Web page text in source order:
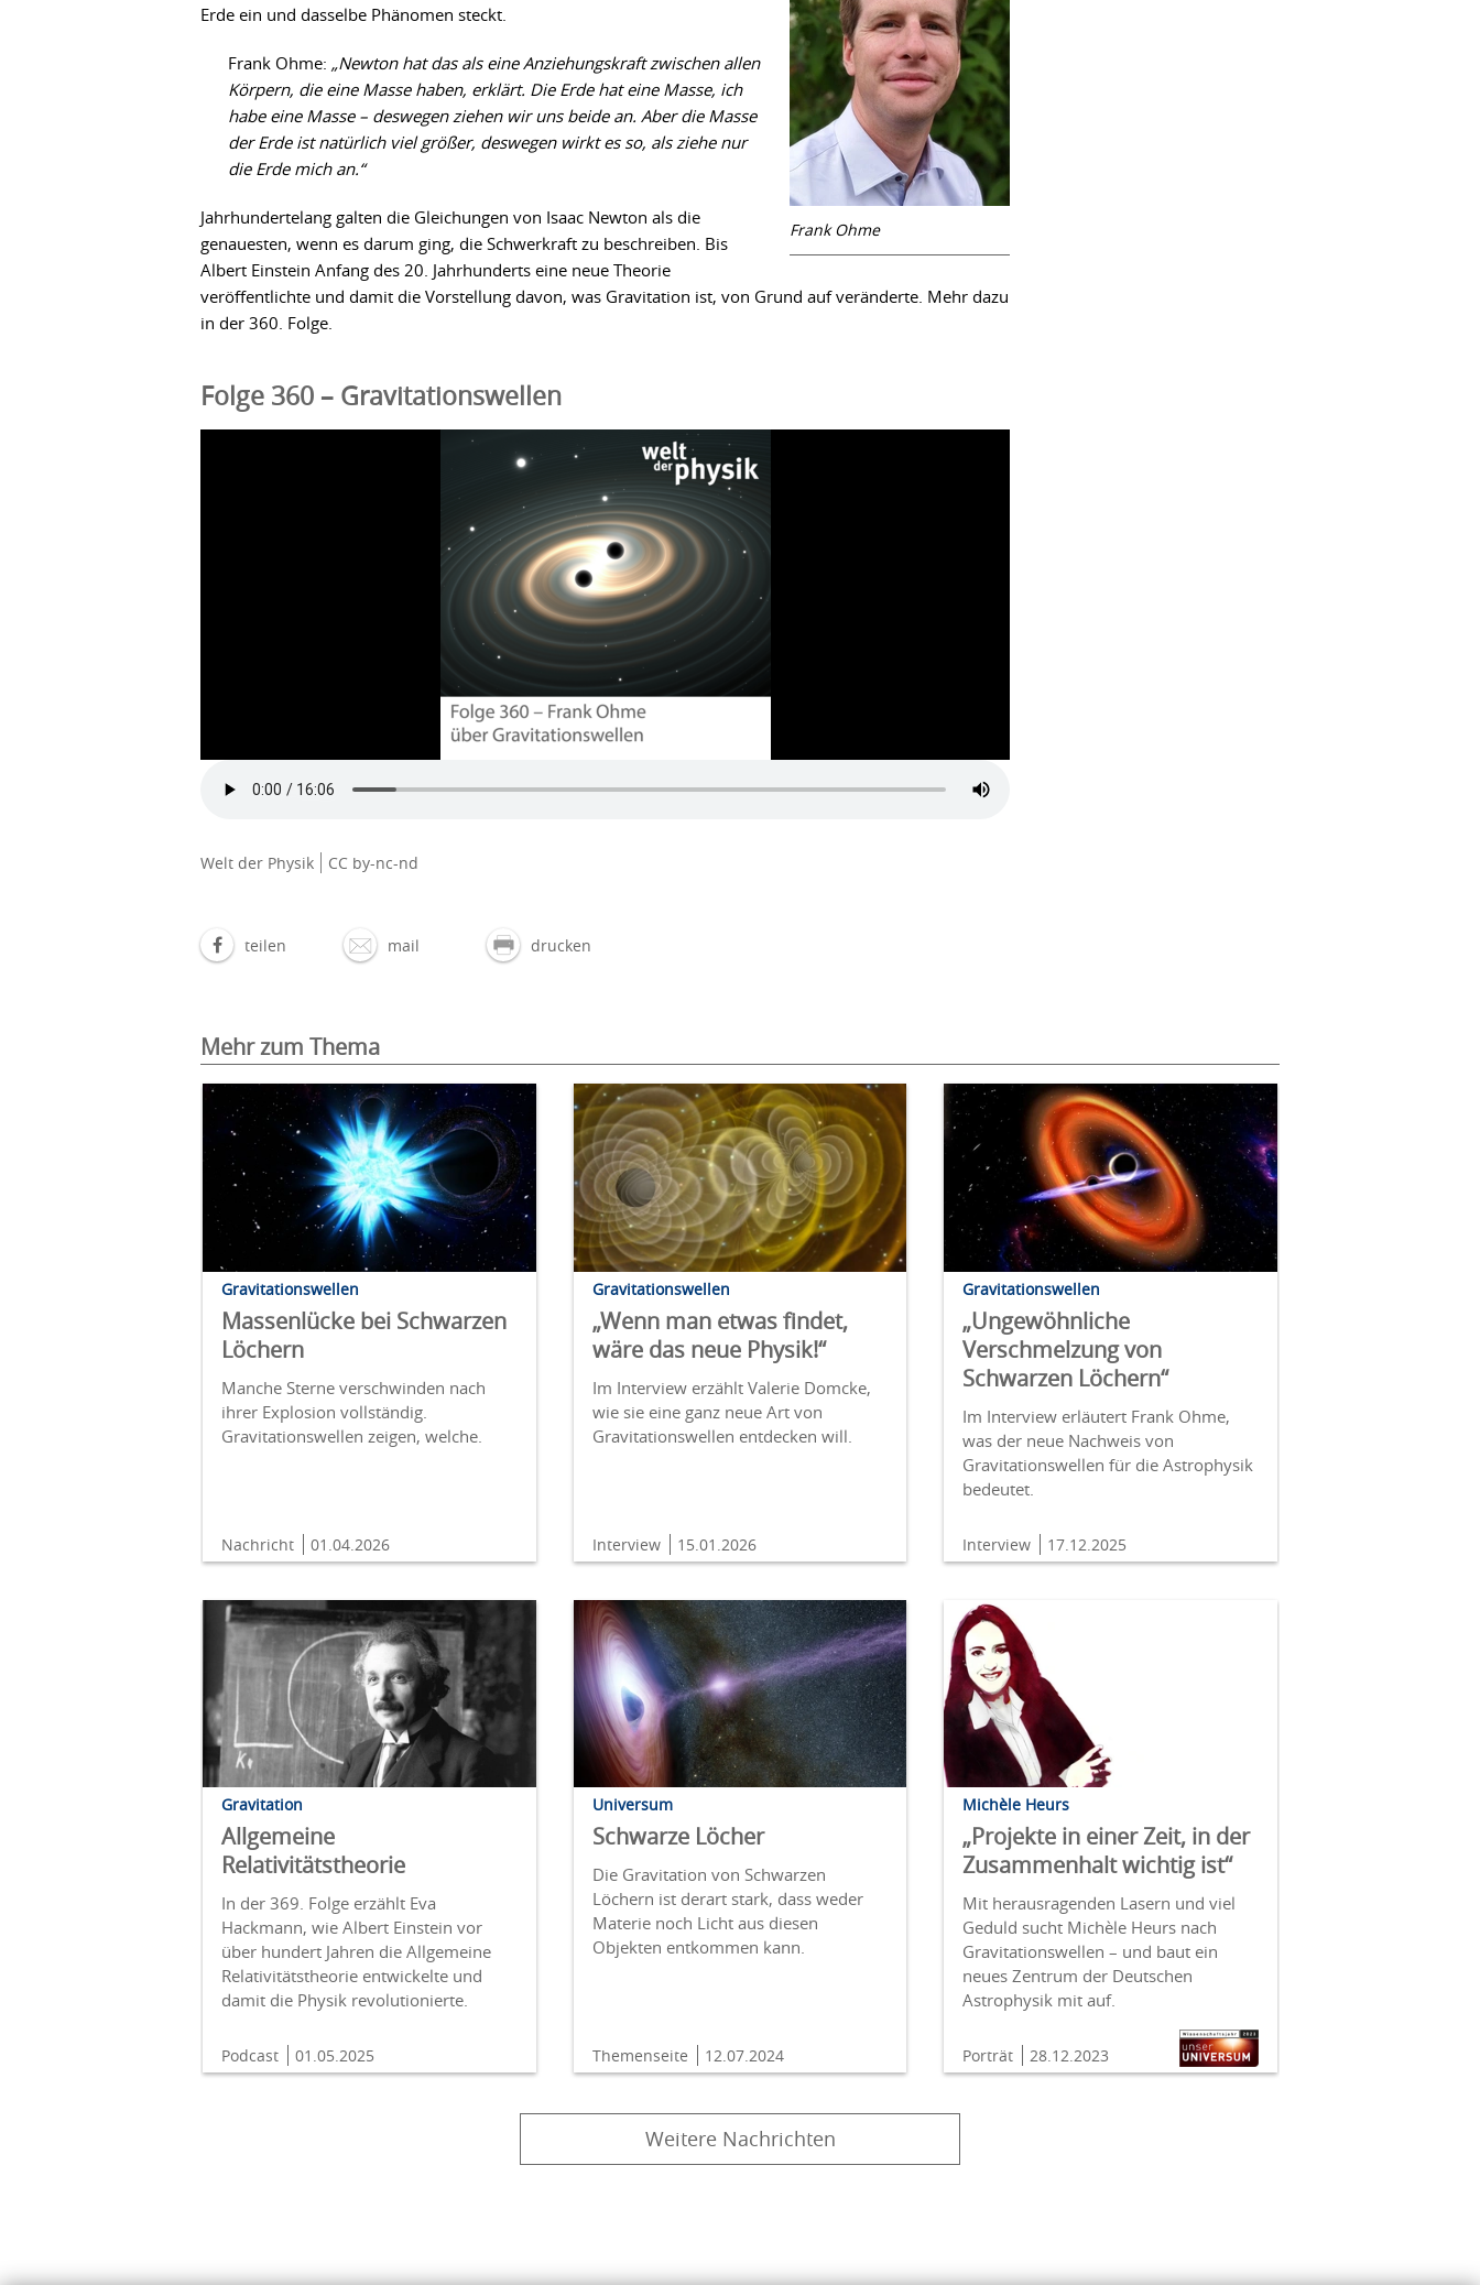
Frank Ohme
Erde ein und dasselbe Phänomen steckt.
Frank Ohme: „Newton hat das als eine Anziehungskraft zwischen allen
Körpern, die eine Masse haben, erklärt. Die Erde hat eine Masse, ich
habe eine Masse – deswegen ziehen wir uns beide an. Aber die Masse
der Erde ist natürlich viel größer, deswegen wirkt es so, als ziehe nur
die Erde mich an.“
Jahrhundertelang galten die Gleichungen von Isaac Newton als die
genauesten, wenn es darum ging, die Schwerkraft zu beschreiben. Bis
Albert Einstein Anfang des 20. Jahrhunderts eine neue Theorie
veröffentlichte und damit die Vorstellung davon, was Gravitation ist, von Grund auf veränderte. Mehr dazu
in der 360. Folge.
Folge 360 – Gravitationswellen
Welt der Physik CC by-nc-nd
teilen mail drucken
Mehr zum Thema
Gravitationswellen
Massenlücke bei Schwarzen
Löchern
Manche Sterne verschwinden nach
ihrer Explosion vollständig.
Gravitationswellen zeigen, welche.
Nachricht 01.04.2026
Gravitationswellen
„Wenn man etwas findet,
wäre das neue Physik!“
Im Interview erzählt Valerie Domcke,
wie sie eine ganz neue Art von
Gravitationswellen entdecken will.
Interview 15.01.2026
Gravitationswellen
„Ungewöhnliche
Verschmelzung von
Schwarzen Löchern“
Im Interview erläutert Frank Ohme,
was der neue Nachweis von
Gravitationswellen für die Astrophysik
bedeutet.
Interview 17.12.2025
Gravitation
Allgemeine
Relativitätstheorie
In der 369. Folge erzählt Eva
Hackmann, wie Albert Einstein vor
über hundert Jahren die Allgemeine
Relativitätstheorie entwickelte und
damit die Physik revolutionierte.
Podcast 01.05.2025
Universum
Schwarze Löcher
Die Gravitation von Schwarzen
Löchern ist derart stark, dass weder
Materie noch Licht aus diesen
Objekten entkommen kann.
Themenseite 12.07.2024
Michèle Heurs
„Projekte in einer Zeit, in der
Zusammenhalt wichtig ist“
Mit herausragenden Lasern und viel
Geduld sucht Michèle Heurs nach
Gravitationswellen – und baut ein
neues Zentrum der Deutschen
Astrophysik mit auf.
Porträt 28.12.2023
Weitere Nachrichten